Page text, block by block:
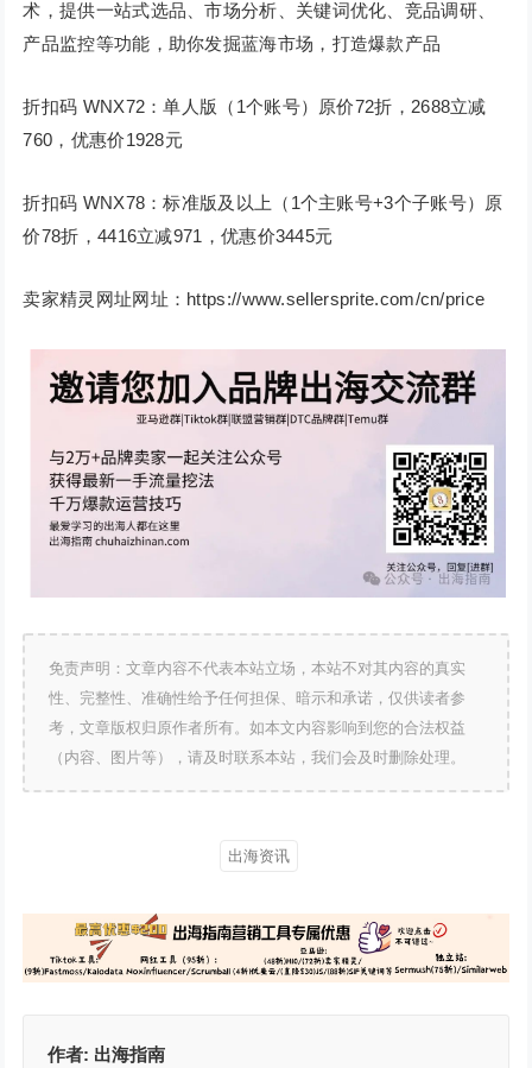
术，提供一站式选品、市场分析、关键词优化、竞品调研、
产品监控等功能，助你发掘蓝海市场，打造爆款产品
折扣码 WNX72：单人版（1个账号）原价72折，2688立减
760，优惠价1928元
折扣码 WNX78：标准版及以上（1个主账号+3个子账号）原
价78折，4416立减971，优惠价3445元
卖家精灵网址网址：https://www.sellersprite.com/cn/price
免责声明：文章内容不代表本站立场，本站不对其内容的真实
性、完整性、准确性给予任何担保、暗示和承诺，仅供读者参
考，文章版权归原作者所有。如本文内容影响到您的合法权益
（内容、图片等），请及时联系本站，我们会及时删除处理。
出海资讯
作者: 出海指南